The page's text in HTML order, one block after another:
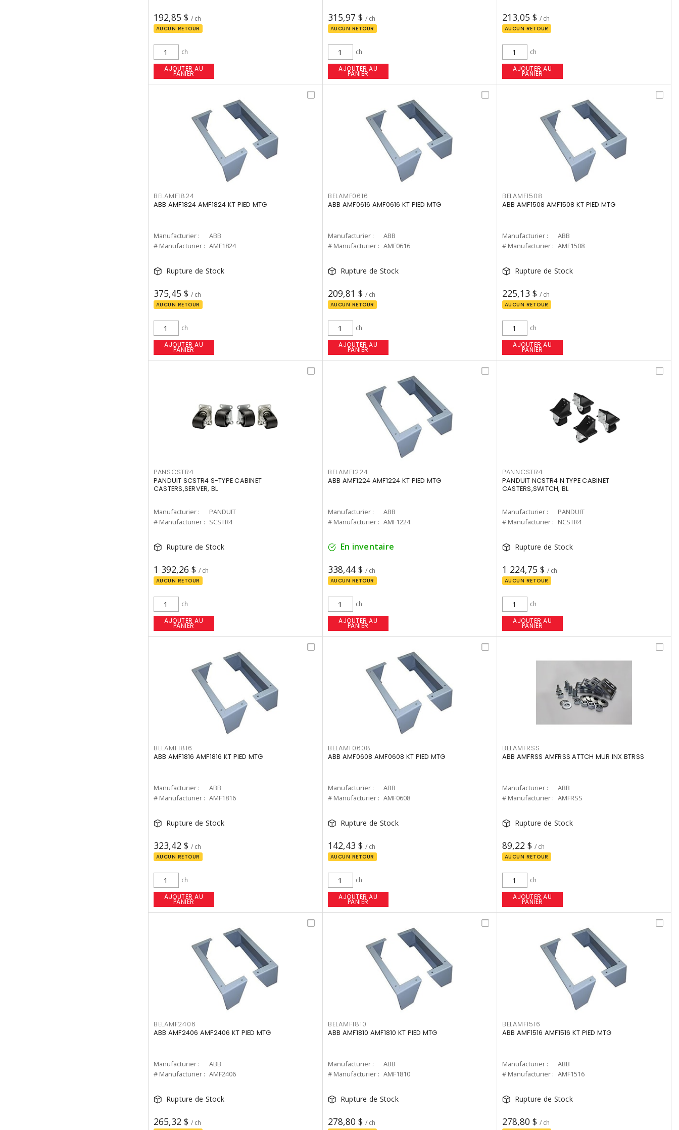
192,85 $ / ch
AUCUN RETOUR
ch
AJOUTER AU
PANIER
315,97 $ / ch
AUCUN RETOUR
ch
AJOUTER AU
PANIER
213,05 $ / ch
AUCUN RETOUR
ch
AJOUTER AU
PANIER
BELAMF1824
ABB AMF1824 AMF1824 KT PIED MTG
Manufacturier :
ABB
# Manufacturier : AMF1824
Rupture de Stock
375,45 $ / ch
AUCUN RETOUR
ch
AJOUTER AU
PANIER
BELAMF0616
ABB AMF0616 AMF0616 KT PIED MTG
Manufacturier :
ABB
# Manufacturier : AMF0616
Rupture de Stock
209,81 $ / ch
AUCUN RETOUR
ch
AJOUTER AU
PANIER
BELAMF1508
ABB AMF1508 AMF1508 KT PIED MTG
Manufacturier :
ABB
# Manufacturier : AMF1508
Rupture de Stock
225,13 $ / ch
AUCUN RETOUR
ch
AJOUTER AU
PANIER
PANSCSTR4
PANDUIT SCSTR4 S-TYPE CABINET
CASTERS,SERVER, BL
Manufacturier :
PANDUIT
# Manufacturier : SCSTR4
Rupture de Stock
1 392,26 $ / ch
AUCUN RETOUR
ch
AJOUTER AU
PANIER
BELAMF1224
ABB AMF1224 AMF1224 KT PIED MTG
Manufacturier :
ABB
# Manufacturier : AMF1224
En inventaire
338,44 $ / ch
AUCUN RETOUR
ch
AJOUTER AU
PANIER
PANNCSTR4
PANDUIT NCSTR4 N TYPE CABINET
CASTERS,SWITCH, BL
Manufacturier :
PANDUIT
# Manufacturier : NCSTR4
Rupture de Stock
1 224,75 $ / ch
AUCUN RETOUR
ch
AJOUTER AU
PANIER
BELAMF1816
ABB AMF1816 AMF1816 KT PIED MTG
Manufacturier :
ABB
# Manufacturier : AMF1816
Rupture de Stock
323,42 $ / ch
AUCUN RETOUR
ch
AJOUTER AU
PANIER
BELAMF0608
ABB AMF0608 AMF0608 KT PIED MTG
Manufacturier :
ABB
# Manufacturier : AMF0608
Rupture de Stock
142,43 $ / ch
AUCUN RETOUR
ch
AJOUTER AU
PANIER
BELAMFRSS
ABB AMFRSS AMFRSS ATTCH MUR INX BTRSS
Manufacturier :
ABB
# Manufacturier : AMFRSS
Rupture de Stock
89,22 $ / ch
AUCUN RETOUR
ch
AJOUTER AU
PANIER
BELAMF2406
ABB AMF2406 AMF2406 KT PIED MTG
Manufacturier :
ABB
# Manufacturier : AMF2406
Rupture de Stock
265,32 $ / ch
BELAMF1810
ABB AMF1810 AMF1810 KT PIED MTG
Manufacturier :
ABB
# Manufacturier : AMF1810
Rupture de Stock
278,80 $ / ch
BELAMF1516
ABB AMF1516 AMF1516 KT PIED MTG
Manufacturier :
ABB
# Manufacturier : AMF1516
Rupture de Stock
278,80 $ / ch